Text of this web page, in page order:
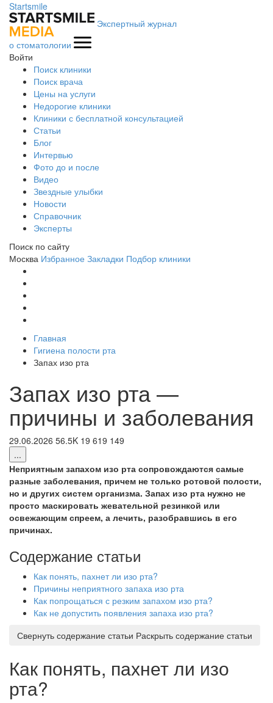
Startsmile
Экспертный журнал
о стоматологии
Войти
Поиск клиники
Поиск врача
Цены на услуги
Недорогие клиники
Клиники с бесплатной консультацией
Статьи
Блог
Интервью
Фото до и после
Видео
Звездные улыбки
Новости
Справочник
Эксперты
Поиск по сайту
Москва Избранное Закладки Подбор клиники
Главная
Гигиена полости рта
Запах изо рта
Запах изо рта —
причины и заболевания
29.06.2026 56.5K 19 619 149
...
Неприятным запахом изо рта сопровождаются самые
разные заболевания, причем не только ротовой полости,
но и других систем организма. Запах изо рта нужно не
просто маскировать жевательной резинкой или
освежающим спреем, а лечить, разобравшись в его
причинах.
Содержание статьи
Как понять, пахнет ли изо рта?
Причины неприятного запаха изо рта
Как попрощаться с резким запахом изо рта?
Как не допустить появления запаха изо рта?
Свернуть содержание статьи Раскрыть содержание статьи
Как понять, пахнет ли изо
рта?